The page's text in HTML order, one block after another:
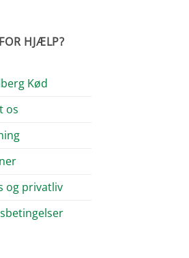
HJÆLP?
Kød
os
og privatliv